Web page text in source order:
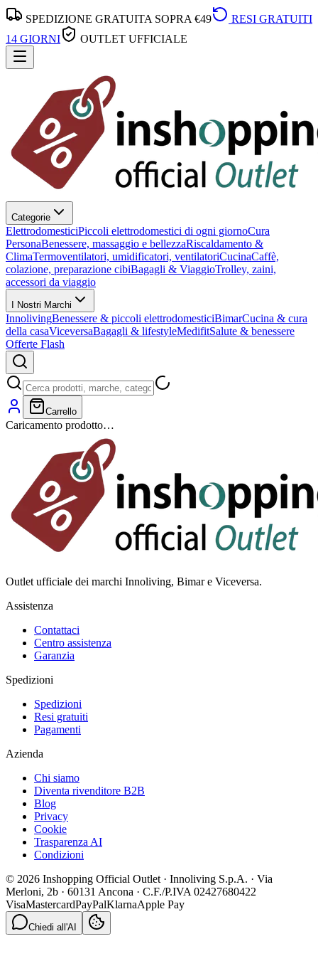
SPEDIZIONE GRATUITA SOPRA €49
RESI GRATUITI
14 GIORNI
OUTLET UFFICIALE
Categorie
ElettrodomesticiPiccoli elettrodomestici di ogni giornoCura
PersonaBenessere, massaggio e bellezzaRiscaldamento &
ClimaTermoventilatori, umidificatori, ventilatoriCucinaCaffè,
colazione, preparazione cibiBagagli & ViaggioTrolley, zaini,
accessori da viaggio
I Nostri Marchi
InnolivingBenessere & piccoli elettrodomesticiBimarCucina & cura
della casaViceversaBagagli & lifestyleMedifitSalute & benessere
Offerte Flash
Carrello
Caricamento prodotto…
Outlet ufficiale dei marchi Innoliving, Bimar e Viceversa.
Assistenza
Contattaci
Centro assistenza
Garanzia
Spedizioni
Spedizioni
Resi gratuiti
Pagamenti
Azienda
Chi siamo
Diventa rivenditore B2B
Blog
Privacy
Cookie
Trasparenza AI
Condizioni
© 2026 Inshopping Official Outlet · Innoliving S.p.A. · Via
Merloni, 2b · 60131 Ancona · C.F./P.IVA 02427680422
VisaMastercardPayPalKlarnaApple Pay
Chiedi all'AI